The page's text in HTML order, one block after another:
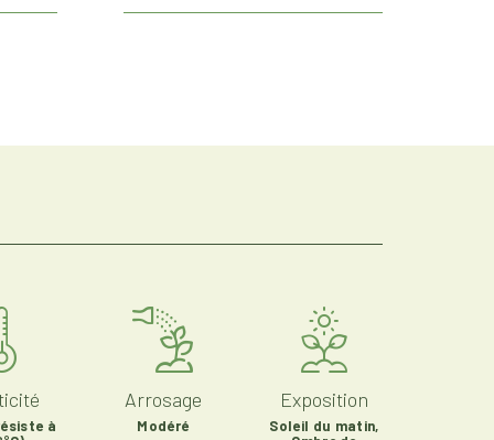
à
Arrosage
Modéré
Exposition
Soleil du matin,